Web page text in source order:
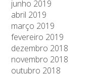
junho 2019
abril 2019
março 2019
fevereiro 2019
dezembro 2018
novembro 2018
outubro 2018